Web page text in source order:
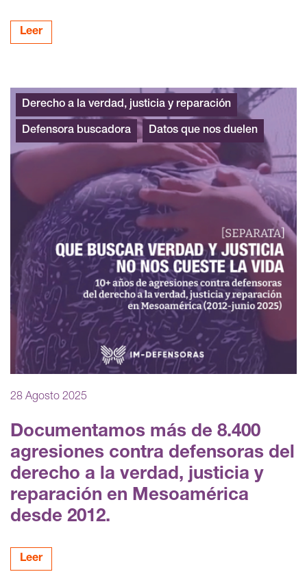
Leer
28 Agosto 2025
Documentamos más de 8.400
agresiones contra defensoras del
derecho a la verdad, justicia y
reparación en Mesoamérica
desde 2012.
Leer
Derecho a la verdad, justicia y reparación
Defensora buscadora Datos que nos duelen